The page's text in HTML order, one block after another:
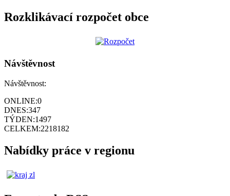
Rozklikávací rozpočet obce
Návštěvnost
Návštěvnost:
ONLINE:0
DNES:347
TÝDEN:1497
CELKEM:2218182
Nabídky práce v regionu